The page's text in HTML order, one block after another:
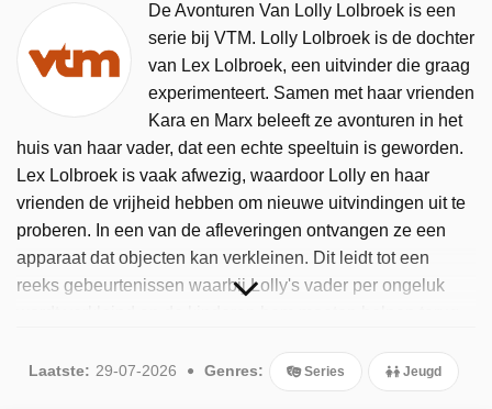
De Avonturen Van Lolly Lolbroek is een
serie bij VTM. Lolly Lolbroek is de dochter
van Lex Lolbroek, een uitvinder die graag
experimenteert. Samen met haar vrienden
Kara en Marx beleeft ze avonturen in het
huis van haar vader, dat een echte speeltuin is geworden.
Lex Lolbroek is vaak afwezig, waardoor Lolly en haar
vrienden de vrijheid hebben om nieuwe uitvindingen uit te
proberen. In een van de afleveringen ontvangen ze een
apparaat dat objecten kan verkleinen. Dit leidt tot een
reeks gebeurtenissen waarbij Lolly's vader per ongeluk
verwart Hubert een musicalapparaat met een muntspray,
waardoor hij niet kan stoppen met zingen en dansen. De
Laatste: 29-07-2026 Genres: Series Jeugd